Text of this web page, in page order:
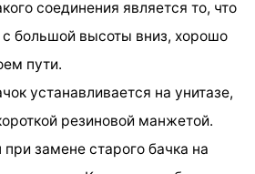
соединения является то, что
большой высоты вниз, хорошо
пути.
устанавливается на унитазе,
резиновой манжетой.
при замене старого бачка на